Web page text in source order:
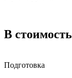
В
Подготовка